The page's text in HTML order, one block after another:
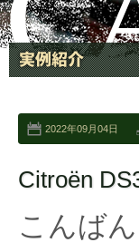
2022年09月04日
Citroën
こんばん